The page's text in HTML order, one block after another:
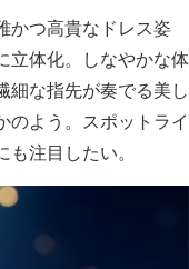
かつ高貴なドレス姿
立体化。しなやかな体
細な指先が奏でる美し
のよう。スポットライ
注目したい。